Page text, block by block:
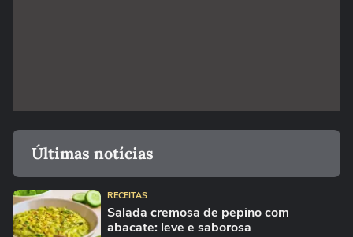
Últimas notícias
RECEITAS
Salada cremosa de pepino com
abacate: leve e saborosa